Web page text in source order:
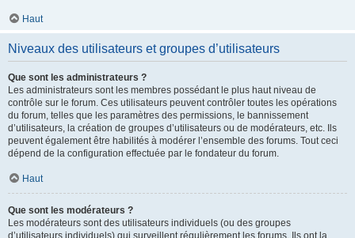
Haut
Niveaux des utilisateurs et groupes d’utilisateurs
Que sont les administrateurs ?
Les administrateurs sont les membres possédant le plus haut niveau de
contrôle sur le forum. Ces utilisateurs peuvent contrôler toutes les opérations
du forum, telles que les paramètres des permissions, le bannissement
d’utilisateurs, la création de groupes d’utilisateurs ou de modérateurs, etc. Ils
peuvent également être habilités à modérer l’ensemble des forums. Tout ceci
dépend de la configuration effectuée par le fondateur du forum.
Haut
Que sont les modérateurs ?
Les modérateurs sont des utilisateurs individuels (ou des groupes
d’utilisateurs individuels) qui surveillent régulièrement les forums. Ils ont la